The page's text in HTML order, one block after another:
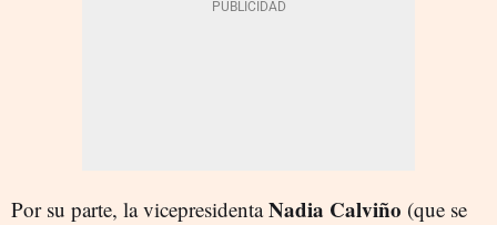
Por su parte, la vicepresidentaNadia Calviño (que se